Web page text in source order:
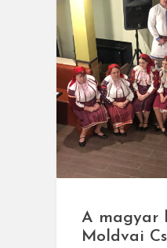
A magyar
Moldvai